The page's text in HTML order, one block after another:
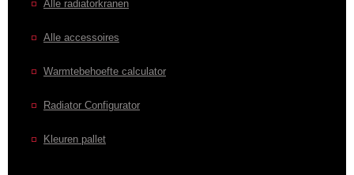
Alle radiatorkranen
Alle accessoires
Warmtebehoefte calculator
Radiator Configurator
Kleuren pallet